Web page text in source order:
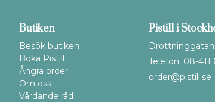
Butiken
Besök butiken
Boka Pistill
Ångra order
Om oss
Vårdande råd
Pistill i
Telefon: 08-411
order@pistill.se